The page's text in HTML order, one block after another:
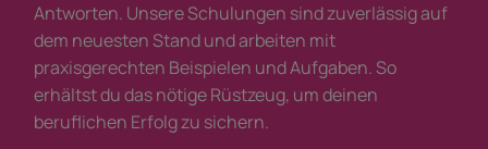
Antworten. Unsere Schulungen sind zuverlässig auf
dem neuesten Stand und arbeiten mit
praxisgerechten Beispielen und Aufgaben. So
erhältst du das nötige Rüstzeug, um deinen
beruflichen Erfolg zu sichern.